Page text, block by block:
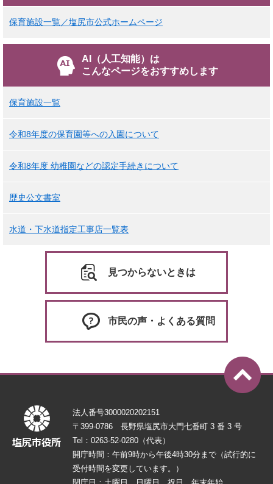
保育施設一覧／塩尻市公式ホームページ
AI（人工知能）は
こんなページをおすすめします
保育施設一覧
令和8年度の保育園等への入園について
令和8年度 幼稚園などの認定手続きについて
歴史公文書室
水道・下水道指定工事店一覧表
見つからないときは
市民の声・よくある質問
法人番号3000020202151
〒399-0786 長野県塩尻市大門七番町 3 番 3 号
Tel：0263-52-0280（代表）
開庁時間：午前9時から午後4時30分まで（試行的に
受付時間を変更しています。）